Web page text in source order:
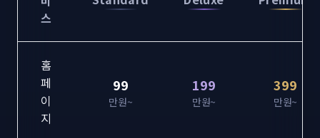
스
홈
페
이
지
99
만원~
199
만원~
399
만원~